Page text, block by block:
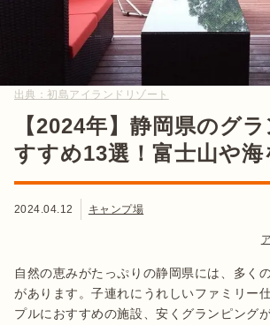
出典： 初島アイランドリゾート
【2024年】静岡県のグ
すすめ13選！富士山や海
2024.04.12 キャンプ場
自然の恵みがたっぷりの静岡県には、多く
があります。子連れにうれしいファミリー
プルにおすすめの施設、安くグランピング